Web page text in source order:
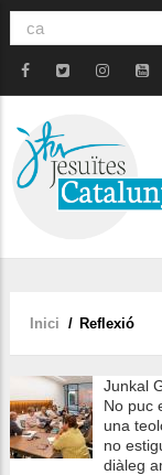
Select
language
Fil
d'ariadna
Inici / Reflexió
Junkal
No puc
una
no
diàleg